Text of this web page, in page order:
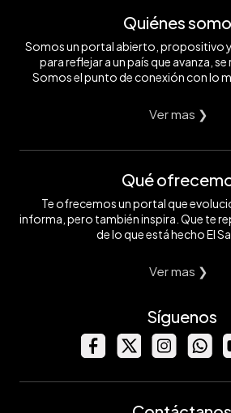
Quiénes
Somos un portal abierto, propositivo
para reflejar a un país que avanza, se
Somos el punto de conexión con lo
Ver mas ❯
Qué
Te ofrecemos un portal que
informa, pero también inspira. Que te
de lo que está hecho El
Ver mas ❯
Síguenos